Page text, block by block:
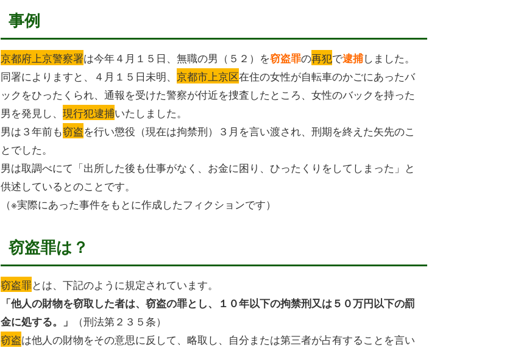
事例
京都府上京警察署は今年４月１５日、無職の男（５２）を窃盗罪の再犯で逮捕しました。
同署によりますと、４月１５日未明、 京都市上京区在住の女性が自転車のかごにあったバ
ックをひったくられ、通報を受けた警察が付近を捜査したところ、女性のバックを持った
男を発見し、 現行犯逮捕いたしました。
男は３年前も窃盗を行い懲役（現在は拘禁刑）３月を言い渡され、刑期を終えた矢先のこ
とでした。
男は取調べにて「出所した後も仕事がなく、お金に困り、ひったくりをしてしまった」と
供述しているとのことです。
（※実際にあった事件をもとに作成したフィクションです）
窃盗罪は？
窃盗罪とは、下記のように規定されています。
「他人の財物を窃取した者は、窃盗の罪とし、１０年以下の拘禁刑又は５０万円以下の罰
金に処する。」
（刑法第２３５条）
窃盗は他人の財物をその意思に反して、略取し、自分または第三者が占有することを言い